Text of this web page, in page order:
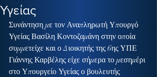
Υγείας
Συνάντηση με τον Αναπληρωτή Υπουργό
Υγείας Βασίλη Κοντοζαμάνη στην οποία
συμμετείχε και ο Διοικητής της 6ης ΥΠΕ
Γιάννης Καρβέλης είχε σήμερα το μεσημέρι
στο Υπουργείο Υγείας ο βουλευτής